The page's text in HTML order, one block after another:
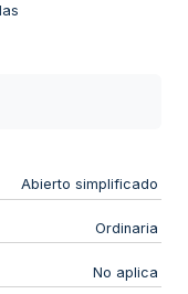
Abierto simplificado
Ordinaria
No aplica